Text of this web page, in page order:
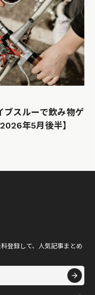
ブスルーで飲み物ゲ
年5月後半】
登録して、人気記事まとめ